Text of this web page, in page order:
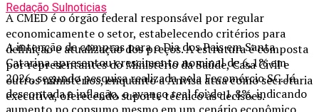
A CMED é o órgão federal responsável por regular
economicamente o setor, estabelecendo critérios para
definição e atualização dos preços. A estrutura é composta
por representantes do Ministério da Saúde, Casa Civil e
outros ministérios, enquanto a Anvisa atua como secretaria
executiva, oferecendo suporte técnico às decisões.
Redação Sulnoticias
A intenção de compras para o Dia dos Pais em Santa
Catarina apresentou crescimento nominal de 6,1% em
2026, segundo pesquisa realizada pela Fecomércio SC. Já
descontada a inflação, o avanço real foi de 1,8%, indicando